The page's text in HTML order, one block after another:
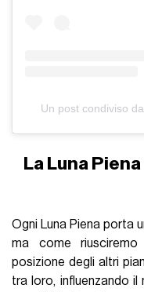
Un post condiviso
La Luna
Ogni Luna Piena porta
ma come
posizione degli altri
tra loro, influenzando